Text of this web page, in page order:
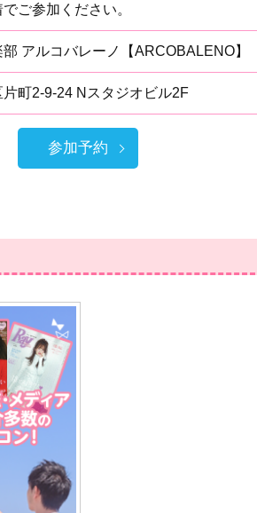
ご参加ください。
アルコバレーノ【ARCOBALENO】
町2-9-24 Nスタジオビル2F
参加予約